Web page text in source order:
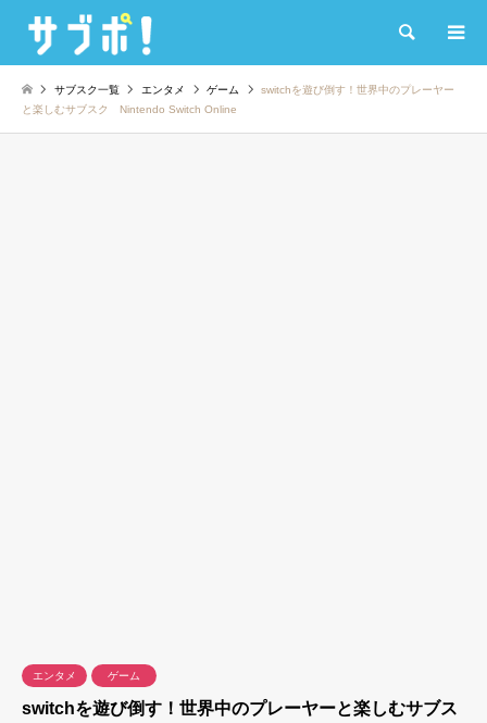
検索
サブスク一覧 エンタメ ゲーム
switchを遊び倒す！世界中のプレーヤー
と楽しむサブスク Nintendo Switch Online
エンタメ ゲーム
switchを遊び倒す！世界中のプレーヤーと楽しむサブス